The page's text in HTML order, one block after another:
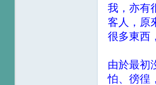
我，亦有
客人，原
很多東西
由於最初
怕、徬徨